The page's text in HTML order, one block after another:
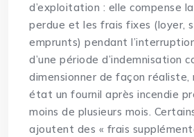
d’exploitation : elle compense
perdue et les frais fixes (loyer,
emprunts) pendant
d’une période d’indemnisation
dimensionner de façon
état un fournil après incendie
moins de plusieurs mois.
ajoutent des « frais